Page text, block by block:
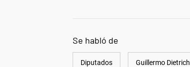
Se habló de
Diputados Guillermo Dietrich